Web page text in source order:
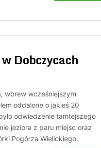
Dobczycach
wbrew wcześniejszym
oddalone o jakieś 20
odwiedzenie tamtejszego
jeziora z paru miejsc oraz
Pogórza Wielickiego.